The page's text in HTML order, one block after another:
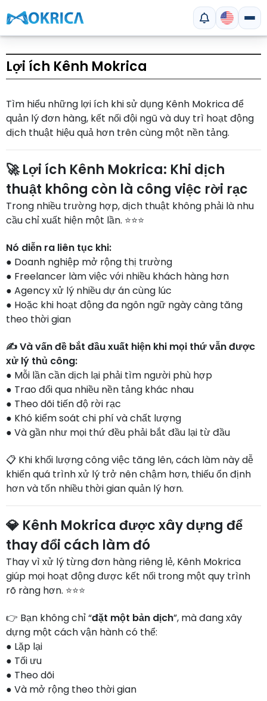
Lợi ích Kênh Mokrica
Tìm hiểu những lợi ích khi sử dụng Kênh Mokrica để
quản lý đơn hàng, kết nối đội ngũ và duy trì hoạt động
dịch thuật hiệu quả hơn trên cùng một nền tảng.
🚀 Lợi ích Kênh Mokrica: Khi dịch
thuật không còn là công việc rời rạc
Trong nhiều trường hợp, dịch thuật không phải là nhu
cầu chỉ xuất hiện một lần. ⭐⭐⭐
Nó diễn ra liên tục khi:
● Doanh nghiệp mở rộng thị trường
● Freelancer làm việc với nhiều khách hàng hơn
● Agency xử lý nhiều dự án cùng lúc
● Hoặc khi hoạt động đa ngôn ngữ ngày càng tăng
theo thời gian
✍️ Và vấn đề bắt đầu xuất hiện khi mọi thứ vẫn được
xử lý thủ công:
● Mỗi lần cần dịch lại phải tìm người phù hợp
● Trao đổi qua nhiều nền tảng khác nhau
● Theo dõi tiến độ rời rạc
● Khó kiểm soát chi phí và chất lượng
● Và gần như mọi thứ đều phải bắt đầu lại từ đầu
📋 Khi khối lượng công việc tăng lên, cách làm này dễ
khiến quá trình xử lý trở nên chậm hơn, thiếu ổn định
hơn và tốn nhiều thời gian quản lý hơn.
💎 Kênh Mokrica được xây dựng để
thay đổi cách làm đó
Thay vì xử lý từng đơn hàng riêng lẻ, Kênh Mokrica
giúp mọi hoạt động được kết nối trong một quy trình
rõ ràng hơn. ⭐⭐⭐
👉 Bạn không chỉ “đặt một bản dịch”, mà đang xây
dựng một cách vận hành có thể:
● Lặp lại
● Tối ưu
● Theo dõi
● Và mở rộng theo thời gian